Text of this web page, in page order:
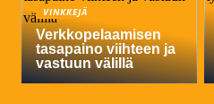
VINKKEJÄ
Verkkopelaamisen
tasapaino viihteen ja
vastuun välillä